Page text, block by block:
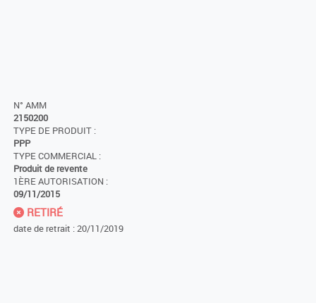
N° AMM
2150200
TYPE DE PRODUIT :
PPP
TYPE COMMERCIAL :
Produit de revente
1ÈRE AUTORISATION :
09/11/2015
RETIRÉ
date de retrait : 20/11/2019